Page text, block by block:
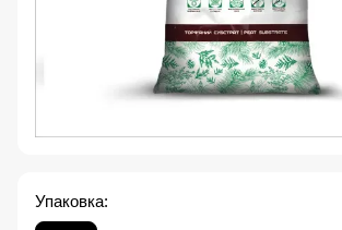
Упаковка: